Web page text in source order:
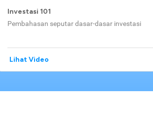
Investasi 101
Pembahasan seputar dasar-dasar investasi
Lihat Video